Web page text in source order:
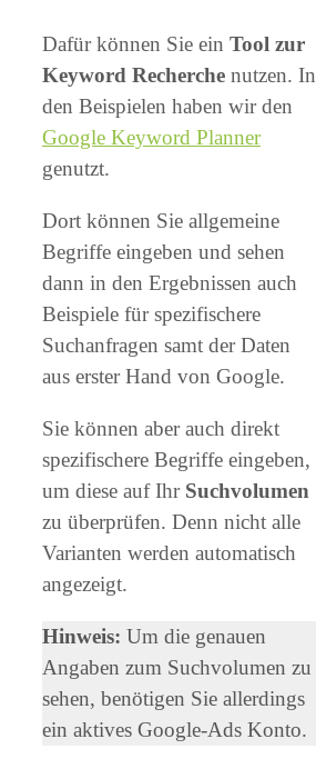
Dafür können Sie ein Tool zur
Keyword Recherche nutzen. In
den Beispielen haben wir den
Google Keyword Planner
genutzt.
Dort können Sie allgemeine
Begriffe eingeben und sehen
dann in den Ergebnissen auch
Beispiele für spezifischere
Suchanfragen samt der Daten
aus erster Hand von Google.
Sie können aber auch direkt
spezifischere Begriffe eingeben,
um diese auf Ihr Suchvolumen
zu überprüfen. Denn nicht alle
Varianten werden automatisch
angezeigt.
Hinweis: Um die genauen
Angaben zum Suchvolumen zu
sehen, benötigen Sie allerdings
ein aktives Google-Ads Konto.